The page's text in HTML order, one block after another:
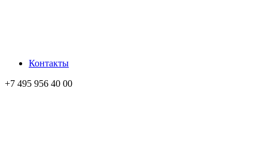
Контакты
+7 495 956 40 00